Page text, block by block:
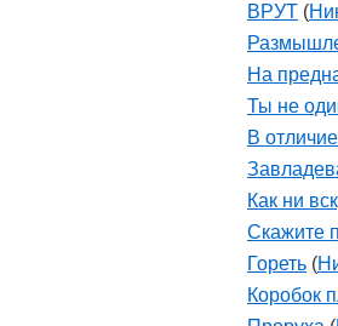
ВРУТ (
На
Ты не
В
Как ни
Скажите
Гореть (
Коробок